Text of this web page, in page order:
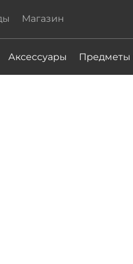
Магазин
Аксессуары Предметы